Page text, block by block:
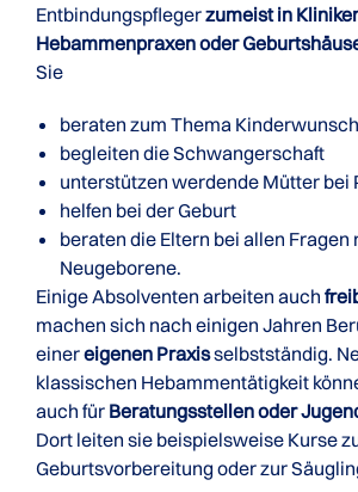
Entbindungspflegerzumeist in
Hebammenpraxen oder
Sie
beraten zum Thema Kinderwunsch
begleiten die Schwangerschaft
unterstützen werdende Mütter bei
helfen bei der Geburt
beraten die Eltern bei allen Fragen
Neugeborene.
Einige Absolventen arbeiten auch
machen sich nach einigen Jahren
einereigenen Praxisselbstständig.
klassischen Hebammentätigkeit
auch für Beratungsstellen oder
Dort leiten sie beispielsweise Kurse
Geburtsvorbereitung oder zur